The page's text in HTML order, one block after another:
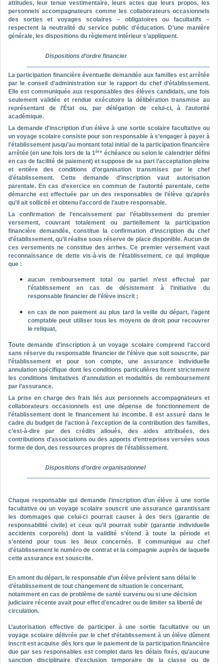
attitudes, leur tenue vestimentaire, leurs actes que leurs propos, les
personnels accompagnateurs comme les collaborateurs occasionnels
des sorties et voyages scolaires – obligatoires ou facultatifs –
respectent la neutralité du service public d’éducation. D’une manière
générale, les dispositions du règlement intérieur s’appliquent.
Dispositions d’ordre financier
La participation financière éventuelle demandée aux familles est arrêtée
par le conseil d’administration sur le rapport du chef d’établissement.
Elle est communiquée aux responsables des élèves candidats, une fois
seulement validée et rendue exécutoire la délibération transmise au
représentant de l’État ou, par délégation de celui-ci, à l’autorité
académique.
La demande d'inscription d'un élève à une sortie scolaire facultative ou
un voyage scolaire consiste pour son responsable à s’engager à payer à
l’établissement jusqu’au montant total initial de la participation financière
arrêtée (en une fois lors de la 1ère échéance ou selon le calendrier défini
en cas de facilité de paiement) et suppose de sa part l’acceptation pleine
et entière des conditions d’organisation transmises par le chef
d’établissement. Cette demande d’inscription vaut autorisation
parentale. En cas d’exercice en commun de l'autorité parentale, cette
démarche est effectuée par un des responsables de l’élève qu’après
qu’il ait sollicité et obtenu l’accord de l’autre responsable.
La confirmation de l’encaissement par l’établissement du premier
versement, couvrant totalement ou partiellement la participation
financière demandée, constitue la confirmation d’inscription du chef
d’établissement, qu’il réalise sous réserve de place disponible. Aucun de
ces versements ne constitue des arrhes. Ce premier versement vaut
reconnaissance de dette vis-à-vis de l’établissement, ce qui implique
que :
aucun remboursement total ou partiel n’est effectué par
l’établissement en cas de désistement à l’initiative du
responsable financier de l’élève inscrit ;
en cas de non paiement au plus tard la veille du départ, l’agent
comptable peut utiliser tous les moyens de droit pour recouvrer
le reliquat,
Toute demande d'inscription à un voyage scolaire comprend l’accord
sans réserve du responsable financier de l'élève que soit souscrite, par
l’établissement et pour son compte, une assurance individuelle
annulation spécifique dont les conditions particulières fixent strictement
les conditions limitatives d'annulation et modalités de remboursement
par l’assurance.
La prise en charge des frais liés aux personnels accompagnateurs et
collaborateurs occasionnels est une dépense de fonctionnement de
l’établissement dont le financement lui incombe. Il est assuré dans le
cadre du budget de l’action à l’exception de la contribution des familles,
c’est-à-dire par des crédits alloués, des aides attribuées, des
contributions d’associations ou des apports d’entreprises versées sous
forme de don, des ressources propres de l’établissement.
Dispositions d’ordre organisationnel
Chaque responsable qui demande l’inscription d’un élève à une sortie
facultative ou un voyage scolaire souscrit une assurance garantissant
les dommages que celui-ci pourrait causer à des tiers (garantie de
responsabilité civile) et ceux qu’il pourrait subir (garantie individuelle
accidents corporels) dont la validité s’étend à toute la période et
s’entend pour tous les lieux concernés. Il communique au chef
d’établissement le numéro de contrat et la compagnie auprès de laquelle
cette assurance est souscrite.
En amont du départ, le responsable d’un élève prévient sans délai le
d’établissement de tout changement de situation le concernant,
notamment en cas de problème de santé survenu ou si une décision
judiciaire récente avait pour effet d’encadrer ou de limiter sa liberté de
circulation.
L’autorisation effective de participer à une sortie facultative ou un
voyage scolaire délivrée par le chef d’établissement à un élève dûment
inscrit est acquise dès lors que le paiement de la participation financière
due par ses responsables est complet dans les délais fixés, qu’aucune
sanction disciplinaire d’exclusion temporaire de la classe ou de